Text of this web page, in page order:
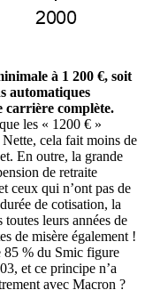
à 1 200 €, soit
automatiques
carrière complète.
les « 1200 € »
cela fait moins de
En outre, la grande
de retraite
ceux qui n’ont pas de
de cotisation, la
leurs années de
de misère également !
85 % du Smic figure
et ce principe n’a
avec Macron ?